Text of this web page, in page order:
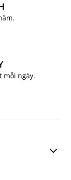
mỗi ngày.